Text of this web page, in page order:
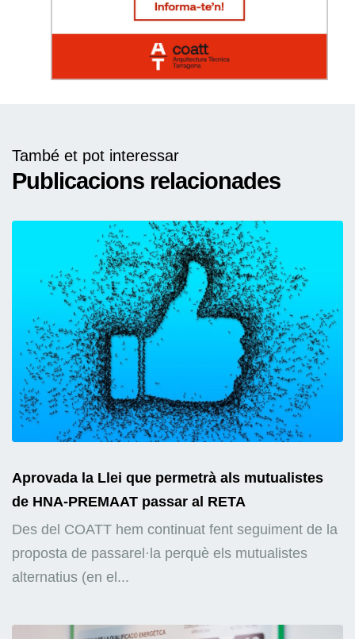
També et pot interessar
Publicacions relacionades
Aprovada la Llei que permetrà als mutualistes
de HNA-PREMAAT passar al RETA
Des del COATT hem continuat fent seguiment de la
proposta de passarel·la perquè els mutualistes
alternatius (en el...